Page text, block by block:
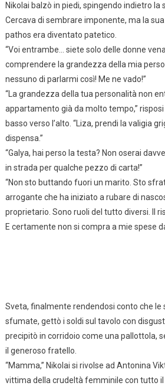
Nikolai balzò in piedi, spingendo indietro la
Cercava di sembrare imponente, ma la
pathos era diventato patetico.
“Voi entrambe… siete solo delle donne
comprendere la grandezza della mia
nessuno di parlarmi così! Me ne vado!”
“La grandezza della tua personalità non
appartamento già da molto tempo,”
basso verso l’alto. “Liza, prendi la valigia
dispensa.”
“Galya, hai perso la testa? Non oserai
in strada per qualche pezzo di carta!”
“Non sto buttando fuori un marito. Sto
arrogante che ha iniziato a rubare di
proprietario. Sono ruoli del tutto diversi. Il
E certamente non si compra a mie spese
Sveta, finalmente rendendosi conto che le
sfumate, gettò i soldi sul tavolo con
precipitò in corridoio come una pallottola,
il generoso fratello.
“Mamma,” Nikolai si rivolse ad Antonina
vittima della crudeltà femminile con tutto il